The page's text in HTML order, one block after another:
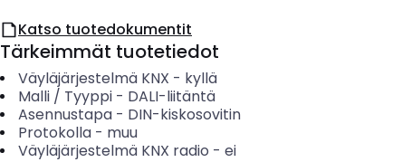
Katso tuotedokumentit
Tärkeimmät tuotetiedot
Väyläjärjestelmä KNX - kyllä
Malli / Tyyppi- DALI-liitäntä
Asennustapa- DIN-kiskosovitin
Protokolla- muu
Väyläjärjestelmä KNX radio - ei